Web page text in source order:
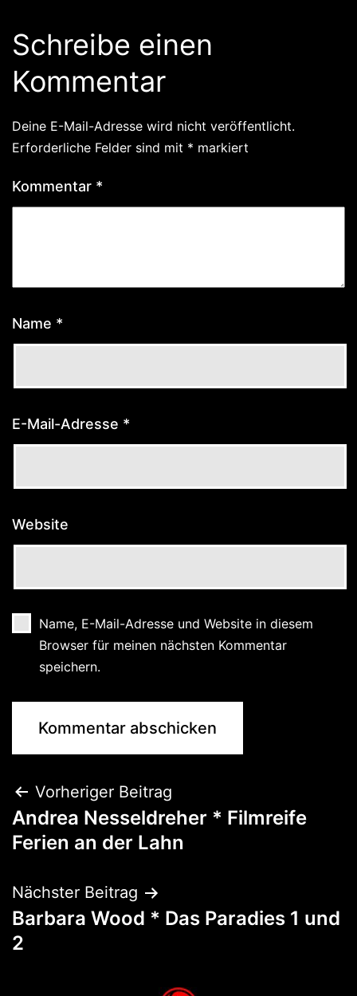
Schreibe einen
Kommentar
Deine E-Mail-Adresse wird nicht veröffentlicht.
Erforderliche Felder sind mit * markiert
Kommentar *
Name *
E-Mail-Adresse *
Website
Name, E-Mail-Adresse und Website in diesem
Browser für meinen nächsten Kommentar
speichern.
Vorheriger Beitrag
Andrea Nesseldreher * Filmreife
Ferien an der Lahn
Nächster Beitrag
Barbara Wood * Das Paradies 1 und
2